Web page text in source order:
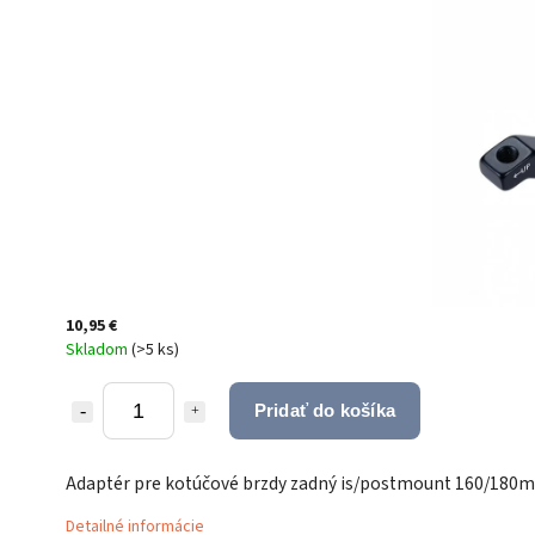
10,95 €
Skladom (>5 ks)
Pridať do košíka
Adaptér pre kotúčové brzdy zadný is/postmount 160/
Detailné informácie